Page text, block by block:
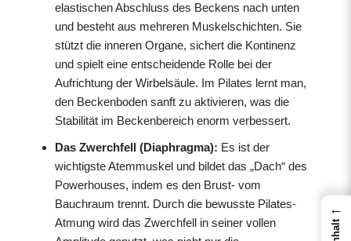
elastischen Abschluss des Beckens nach unten
und besteht aus mehreren Muskelschichten. Sie
stützt die inneren Organe, sichert die Kontinenz
und spielt eine entscheidende Rolle bei der
Aufrichtung der Wirbelsäule. Im Pilates lernt man,
den Beckenboden sanft zu aktivieren, was die
Stabilität im Beckenbereich enorm verbessert.
Das Zwerchfell (Diaphragma): Es ist der
wichtigste Atemmuskel und bildet das „Dach“ des
Powerhouses, indem es den Brust- vom
Bauchraum trennt. Durch die bewusste Pilates-
Atmung wird das Zwerchfell in seiner vollen
←
Inhalt